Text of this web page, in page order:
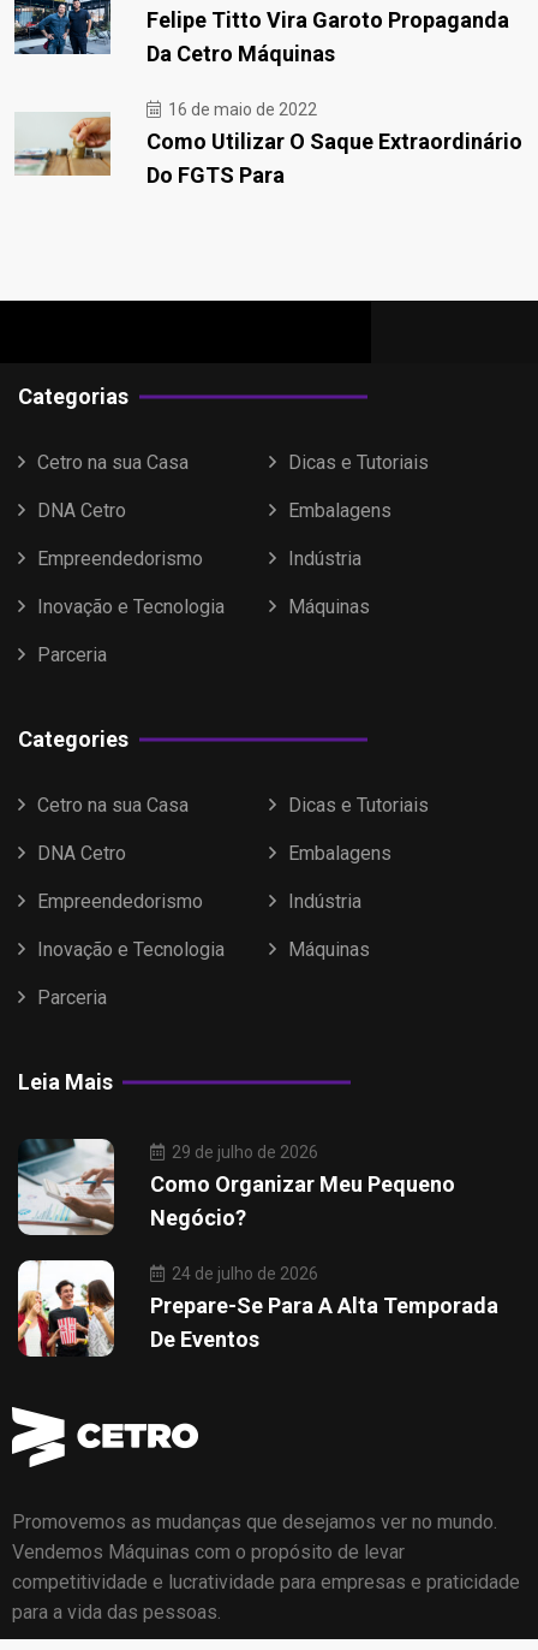
Felipe Titto Vira Garoto Propaganda
Da Cetro Máquinas
16 de maio de 2022
Como Utilizar O Saque Extraordinário
Do FGTS Para
Categorias
Cetro na sua Casa Dicas e Tutoriais
DNA Cetro Embalagens
Empreendedorismo Indústria
Inovação e Tecnologia Máquinas
Parceria
Categories
Cetro na sua Casa Dicas e Tutoriais
DNA Cetro Embalagens
Empreendedorismo Indústria
Inovação e Tecnologia Máquinas
Parceria
Leia Mais
29 de julho de 2026
Como Organizar Meu Pequeno
Negócio?
24 de julho de 2026
Prepare-Se Para A Alta Temporada
De Eventos
Promovemos as mudanças que desejamos ver no mundo.
Vendemos Máquinas com o propósito de levar
competitividade e lucratividade para empresas e praticidade
para a vida das pessoas.